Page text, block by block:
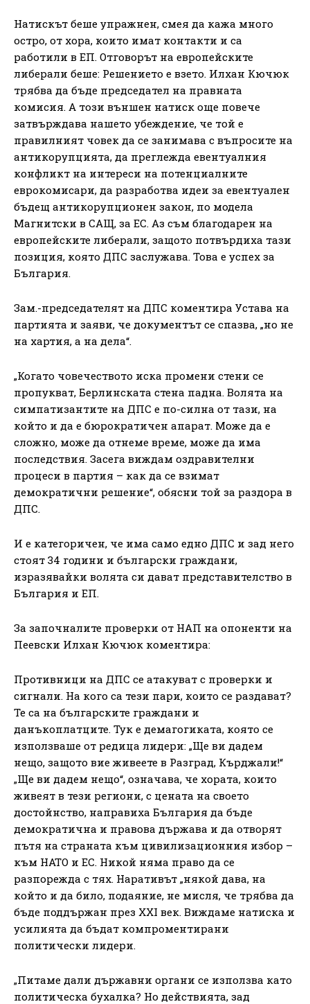
Натискът беше упражнен, смея да кажа много
остро, от хора, които имат контакти и са
работили в ЕП. Отговорът на европейските
либерали беше: Решението е взето. Илхан Кючюк
трябва да бъде председател на правната
комисия. А този външен натиск още повече
затвърждава нашето убеждение, че той е
правилният човек да се занимава с въпросите на
антикорупцията, да преглежда евентуалния
конфликт на интереси на потенциалните
еврокомисари, да разработва идеи за евентуален
бъдещ антикорупционен закон, по модела
Магнитски в САЩ, за ЕС. Аз съм благодарен на
европейските либерали, защото потвърдиха тази
позиция, която ДПС заслужава. Това е успех за
България.
Зам.-председателят на ДПС коментира Устава на
партията и заяви, че документът се спазва, „но не
на хартия, а на дела“.
„Когато човечеството иска промени стени се
пропукват, Берлинската стена падна. Волята на
симпатизантите на ДПС е по-силна от тази, на
който и да е бюрократичен апарат. Може да е
сложно, може да отнеме време, може да има
последствия. Засега виждам оздравителни
процеси в партия – как да се взимат
демократични решение“, обясни той за раздора в
ДПС.
И е категоричен, че има само едно ДПС и зад него
стоят 34 години и български граждани,
изразявайки волята си дават представителство в
България и ЕП.
За започналите проверки от НАП на опоненти на
Пеевски Илхан Кючюк коментира:
Противници на ДПС се атакуват с проверки и
сигнали. На кого са тези пари, които се раздават?
Те са на българските граждани и
данъкоплатците. Тук е демагогиката, която се
използваше от редица лидери: „Ще ви дадем
нещо, защото вие живеете в Разград, Кърджали!“
„Ще ви дадем нещо“, означава, че хората, които
живеят в тези региони, с цената на своето
достойнство, направиха България да бъде
демократична и правова държава и да отворят
пътя на страната към цивилизационния избор –
към НАТО и ЕС. Никой няма право да се
разпорежда с тях. Наративът „някой дава, на
който и да било, подаяние, не мисля, че трябва да
бъде поддържан през XXI век. Виждаме натиска и
усилията да бъдат компроментирани
политически лидери.
„Питаме дали държавни органи се използва като
политическа бухалка? Но действията, зад